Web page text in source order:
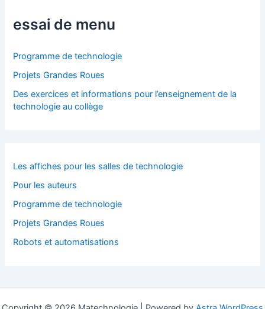
essai de menu
Programme de technologie
Projets Grandes Roues
Des exercices et informations pour l’enseignement de la
technologie au collège
Les affiches pour les salles de technologie
Pour les auteurs
Programme de technologie
Projets Grandes Roues
Robots et automatisations